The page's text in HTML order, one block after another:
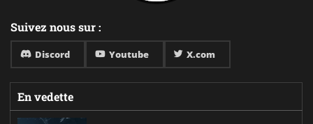
Suivez nous sur :
Discord Youtube X.com
En vedette